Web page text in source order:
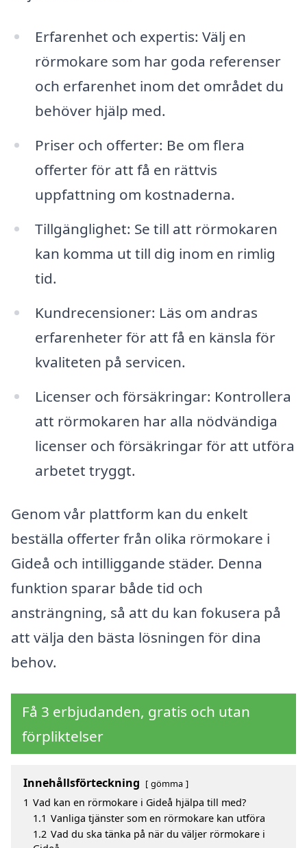
Erfarenhet och expertis: Välj en
rörmokare som har goda referenser
och erfarenhet inom det området du
behöver hjälp med.
Priser och offerter: Be om flera
offerter för att få en rättvis
uppfattning om kostnaderna.
Tillgänglighet: Se till att rörmokaren
kan komma ut till dig inom en rimlig
tid.
Kundrecensioner: Läs om andras
erfarenheter för att få en känsla för
kvaliteten på servicen.
Licenser och försäkringar: Kontrollera
att rörmokaren har alla nödvändiga
licenser och försäkringar för att utföra
arbetet tryggt.
Genom vår plattform kan du enkelt
beställa offerter från olika rörmokare i
Gideå och intilliggande städer. Denna
funktion sparar både tid och
ansträngning, så att du kan fokusera på
att välja den bästa lösningen för dina
behov.
Få 3 erbjudanden, gratis och utan
förpliktelser
Innehållsförteckning gömma
1 Vad kan en rörmokare i Gideå hjälpa till med?
1.1 Vanliga tjänster som en rörmokare kan utföra
1.2 Vad du ska tänka på när du väljer rörmokare i